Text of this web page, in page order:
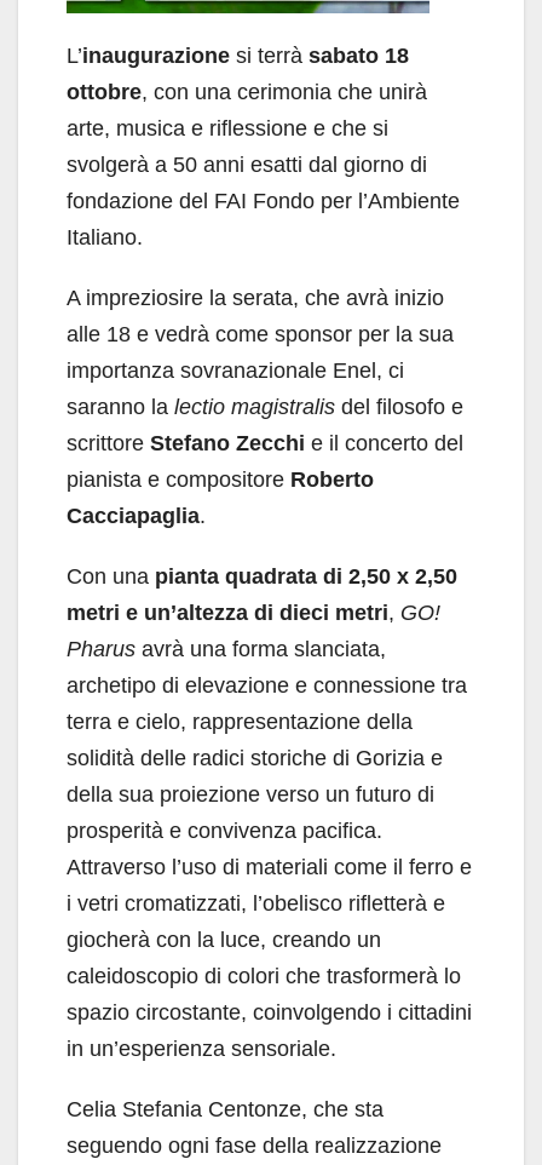
L’inaugurazione si terrà sabato 18
ottobre, con una cerimonia che unirà
arte, musica e riflessione e che si
svolgerà a 50 anni esatti dal giorno di
fondazione del FAI Fondo per l’Ambiente
Italiano.
A impreziosire la serata, che avrà inizio
alle 18 e vedrà come sponsor per la sua
importanza sovranazionale Enel, ci
saranno la lectio magistralis del filosofo e
scrittore Stefano Zecchi e il concerto del
pianista e compositore Roberto
Cacciapaglia.
Con una pianta quadrata di 2,50 x 2,50
metri e un’altezza di dieci metri, GO!
Pharus avrà una forma slanciata,
archetipo di elevazione e connessione tra
terra e cielo, rappresentazione della
solidità delle radici storiche di Gorizia e
della sua proiezione verso un futuro di
prosperità e convivenza pacifica.
Attraverso l’uso di materiali come il ferro e
i vetri cromatizzati, l’obelisco rifletterà e
giocherà con la luce, creando un
caleidoscopio di colori che trasformerà lo
spazio circostante, coinvolgendo i cittadini
in un’esperienza sensoriale.
Celia Stefania Centonze, che sta
seguendo ogni fase della realizzazione